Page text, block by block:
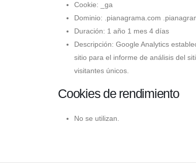
Cookie: _ga
Dominio: .pianagrama.com
Duración: 1 año 1 mes 4 días
Descripción: Google Analytics
sitio para el informe de análisis del
visitantes únicos.
Cookies de rendimiento
No se utilizan.